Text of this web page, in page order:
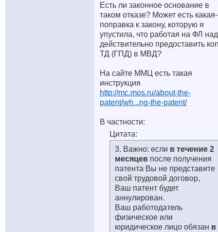
Есть ли законное основание в
таком отказе? Может есть
поправка к закону, которую я
упустила, что работая на ФЛ
действительно предоставить
ТД (ГПД) в МВД?
На сайте ММЦ есть такая
инструкция
http://mc.mos.ru/about-the-
patent/wh...ng-the-patent/
В частности:
Цитата:
3. Важно: если в течение 2
месяцев после получения
патента Вы не представите
свой трудовой договор,
Ваш патент будет
аннулирован.
Ваш работодатель
физическое или
юридическое лицо обязан в